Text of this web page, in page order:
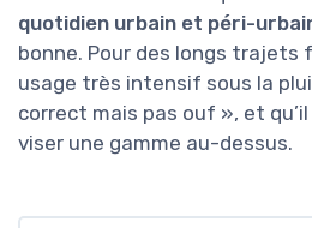
quotidien urbain et péri-
bonne. Pour des longs trajets
usage très intensif sous la
correct mais pas ouf », et
viser une gamme au-dessus.